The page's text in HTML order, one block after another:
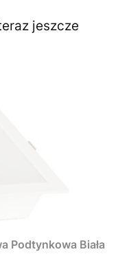
jeszcze
Podtynkowa Biała